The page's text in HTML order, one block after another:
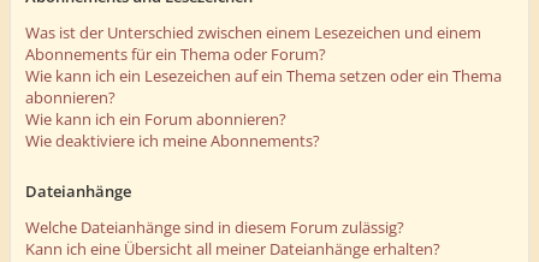
Was ist der Unterschied zwischen einem Lesezeichen und einem
Abonnements für ein Thema oder Forum?
Wie kann ich ein Lesezeichen auf ein Thema setzen oder ein Thema
abonnieren?
Wie kann ich ein Forum abonnieren?
Wie deaktiviere ich meine Abonnements?
Dateianhänge
Welche Dateianhänge sind in diesem Forum zulässig?
Kann ich eine Übersicht all meiner Dateianhänge erhalten?